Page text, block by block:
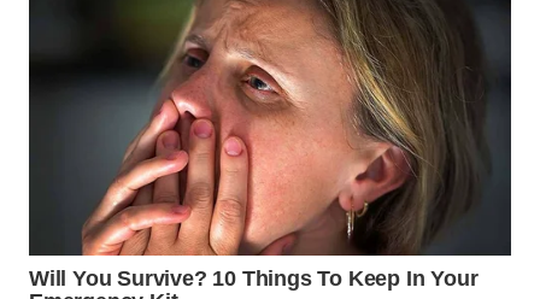
KEPULAUAN
WN
TANGERANG